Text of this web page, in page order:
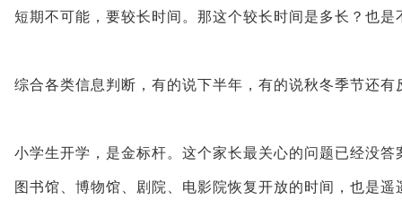
短期不可能，要较长时间。那这个较长时间是多长？也
综合各类信息判断，有的说下半年，有的说秋冬季节还
小学生开学，是金标杆。这个家长最关心的问题已经没
图书馆、博物馆、剧院、电影院恢复开放的时间，也是遥